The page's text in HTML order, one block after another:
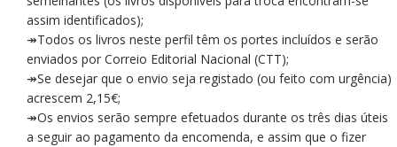
assim identificados);
↠Todos os livros neste perfil têm os portes incluídos e serão
enviados por Correio Editorial Nacional (CTT);
↠Se desejar que o envio seja registado (ou feito com urgência)
acrescem 2,15€;
↠Os envios serão sempre efetuados durante os três dias úteis
a seguir ao pagamento da encomenda, e assim que o fizer